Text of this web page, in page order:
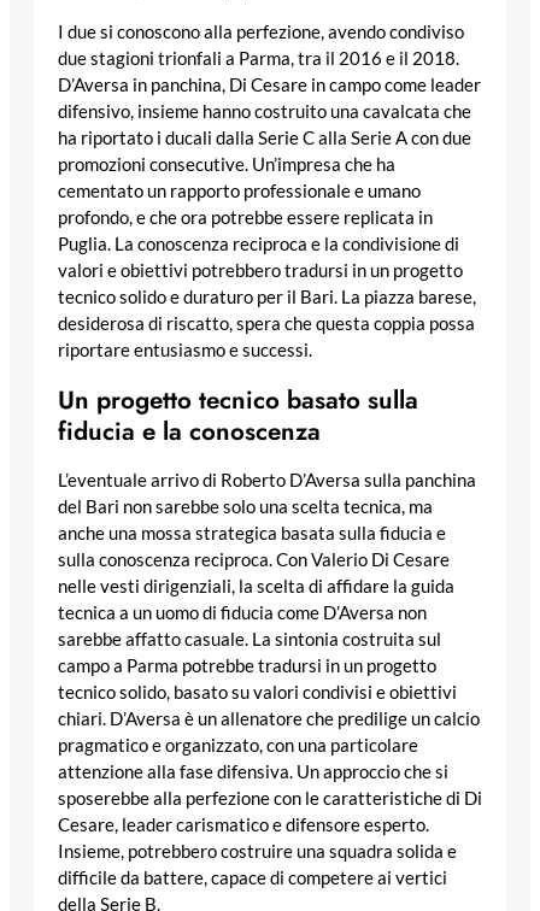
I due si conoscono alla perfezione, avendo condiviso
due stagioni trionfali a Parma, tra il 2016 e il 2018.
D’Aversa in panchina, Di Cesare in campo come leader
difensivo, insieme hanno costruito una cavalcata che
ha riportato i ducali dalla Serie C alla Serie A con due
promozioni consecutive. Un’impresa che ha
cementato un rapporto professionale e umano
profondo, e che ora potrebbe essere replicata in
Puglia. La conoscenza reciproca e la condivisione di
valori e obiettivi potrebbero tradursi in un progetto
tecnico solido e duraturo per il Bari. La piazza barese,
desiderosa di riscatto, spera che questa coppia possa
riportare entusiasmo e successi.
Un progetto tecnico basato sulla
fiducia e la conoscenza
L’eventuale arrivo di Roberto D’Aversa sulla panchina
del Bari non sarebbe solo una scelta tecnica, ma
anche una mossa strategica basata sulla fiducia e
sulla conoscenza reciproca. Con Valerio Di Cesare
nelle vesti dirigenziali, la scelta di affidare la guida
tecnica a un uomo di fiducia come D’Aversa non
sarebbe affatto casuale. La sintonia costruita sul
campo a Parma potrebbe tradursi in un progetto
tecnico solido, basato su valori condivisi e obiettivi
chiari. D’Aversa è un allenatore che predilige un calcio
pragmatico e organizzato, con una particolare
attenzione alla fase difensiva. Un approccio che si
sposerebbe alla perfezione con le caratteristiche di Di
Cesare, leader carismatico e difensore esperto.
Insieme, potrebbero costruire una squadra solida e
difficile da battere, capace di competere ai vertici
della Serie B.